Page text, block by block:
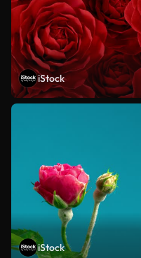
iStock
iStock